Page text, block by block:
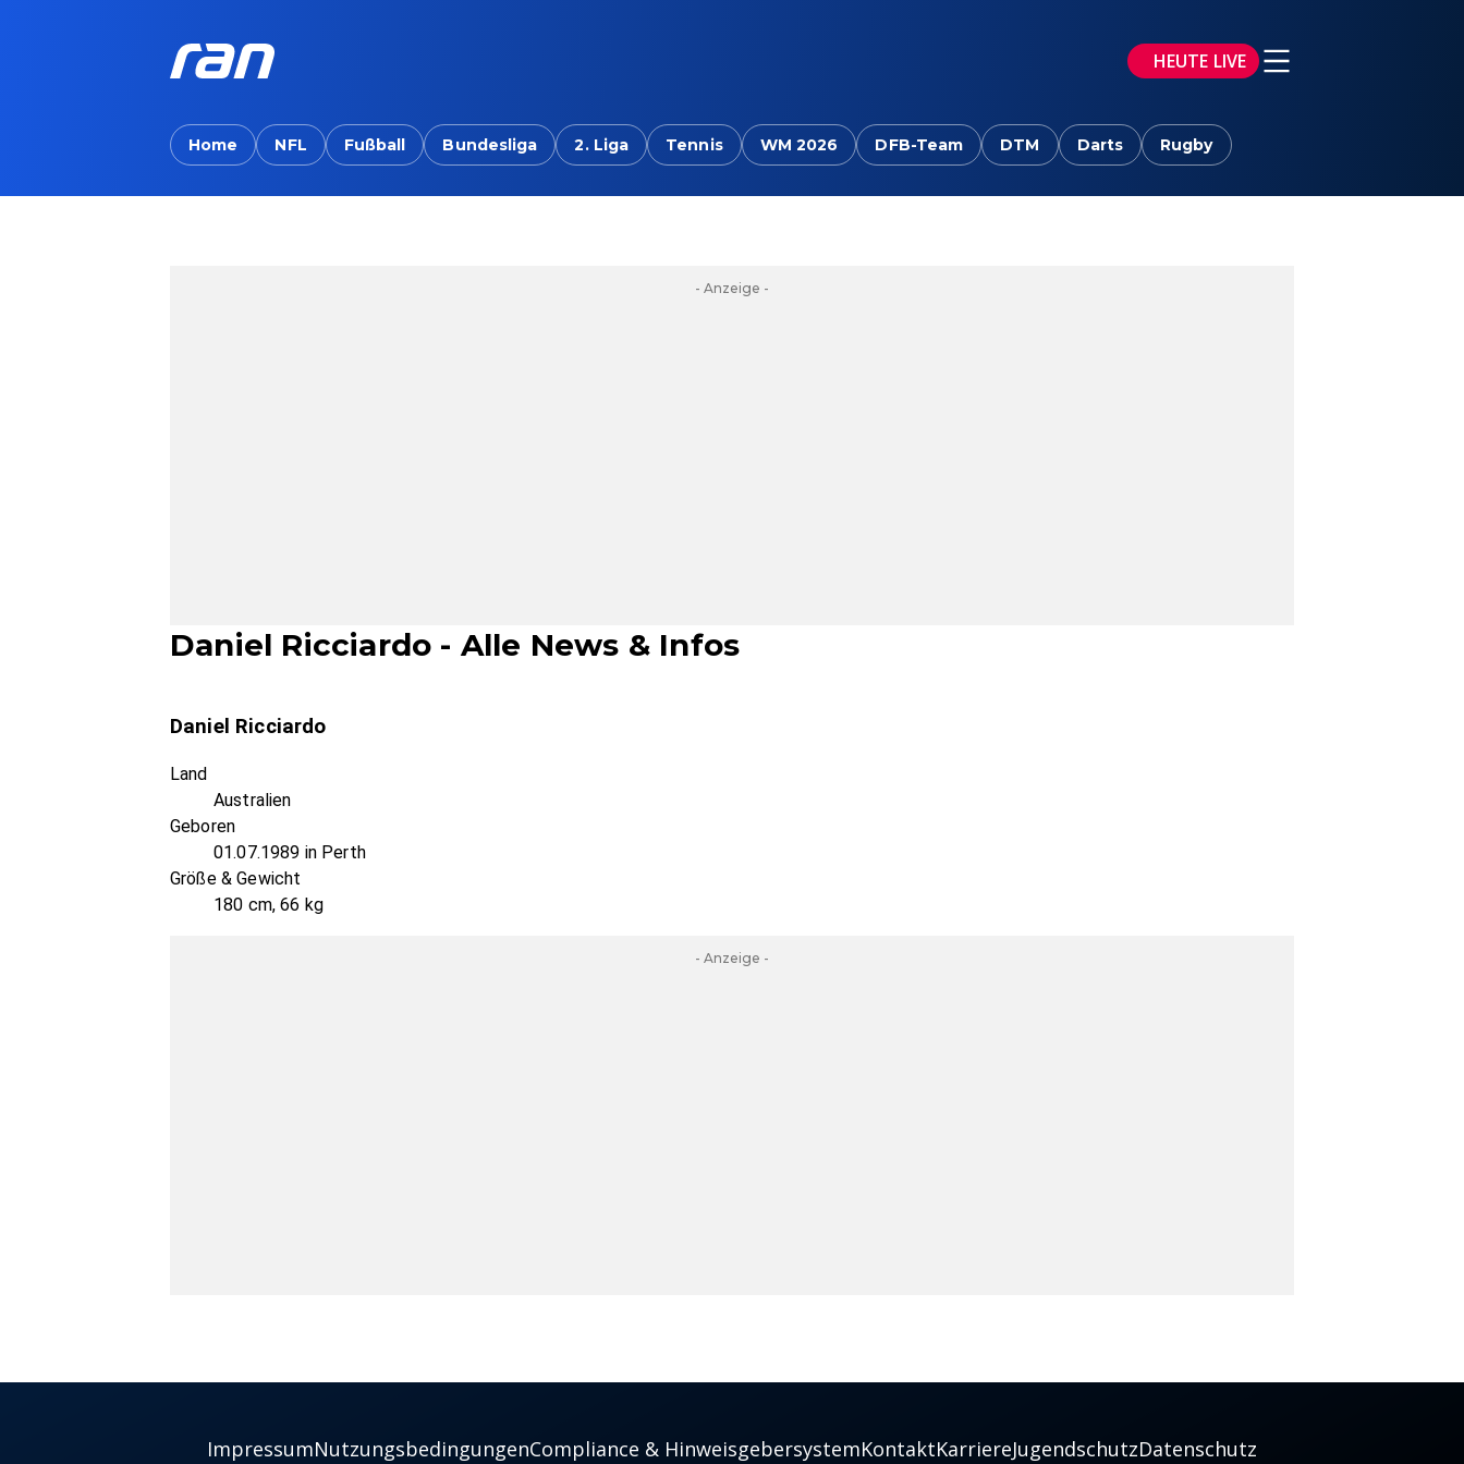
HEUTE LIVE
Home NFL Fußball Bundesliga 2. Liga Tennis WM 2026 DFB-Team DTM Darts Rugby
- Anzeige -
Daniel Ricciardo - Alle News & Infos
Daniel Ricciardo
Land
Australien
Geboren
01.07.1989 in Perth
Größe & Gewicht
180 cm, 66 kg
- Anzeige -
ImpressumNutzungsbedingungenCompliance & HinweisgebersystemKontaktKarriereJugendschutzDatenschutz